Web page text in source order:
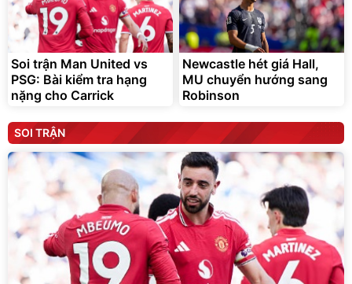
Soi trận Man United vs
PSG: Bài kiểm tra hạng
nặng cho Carrick
Newcastle hét giá Hall,
MU chuyển hướng sang
Robinson
SOI TRẬN